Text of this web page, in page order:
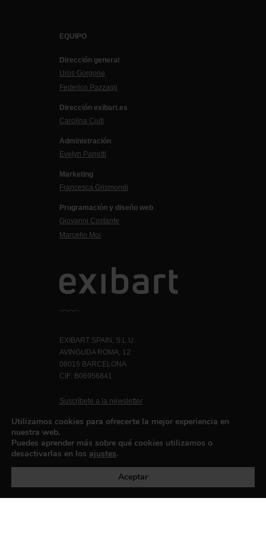
EQUIPO
Dirección general
Uros Gorgone
Federico Pazzagli
Dirección exibart.es
Carolina Ciuti
Administración
Evelyn Parretti
Marketing
Francesca Grismondi
Programación y diseño web
Giovanni Costante
Marcello Moi
EXIBART SPAIN, S.L.U.
AVINGUDA ROMA, 12
08015 BARCELONA
CIF: B06956841
Suscríbete a la newsletter
Política de privacidad
Utilizamos cookies para ofrecerte la mejor experiencia en
nuestra web.
Puedes aprender más sobre qué cookies utilizamos o
desactivarlas en los ajustes.
Aceptar